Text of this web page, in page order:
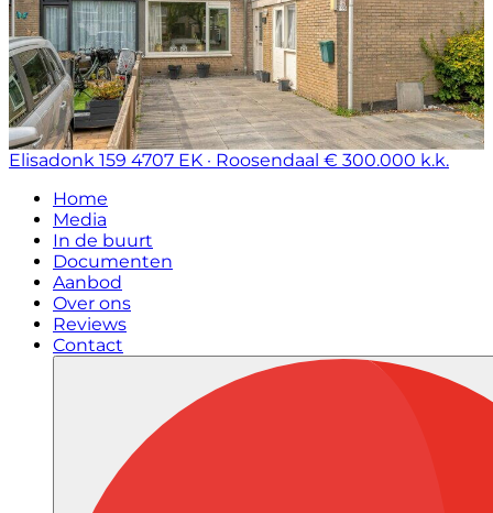
Elisadonk 159 4707 EK · Roosendaal € 300.000 k.k.
Home
Media
In de buurt
Documenten
Aanbod
Over ons
Reviews
Contact